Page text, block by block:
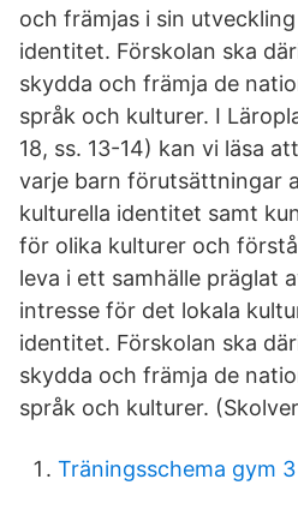
och främjas i sin
identitet. Förskolan ska
skydda och främja de
språk och kulturer. I
18, ss. 13-14) kan vi läsa
varje barn förutsättningar
kulturella identitet samt
för olika kulturer och
leva i ett samhälle präglat
intresse för det lokala
identitet. Förskolan ska
skydda och främja de
språk och kulturer.
Träningsschema gym